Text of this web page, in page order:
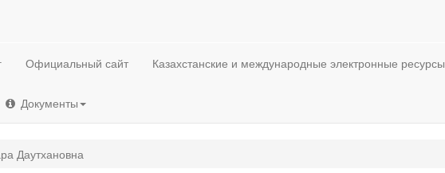
Официальный сайт Казахстанские и международные электронные ресурсы
Документы
Даутхановна